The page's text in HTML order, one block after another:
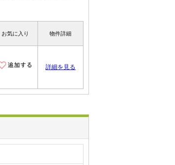
お気に入り 物件詳細
詳細を見る